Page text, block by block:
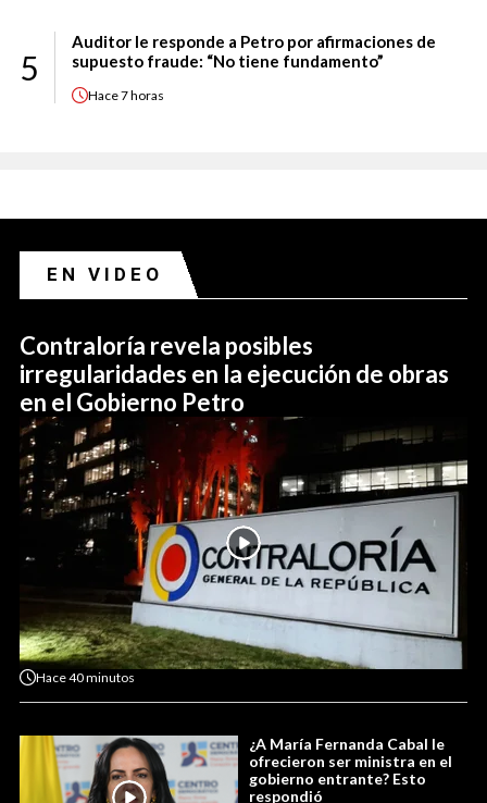
5
Auditor le responde a Petro por afirmaciones de
supuesto fraude: “No tiene fundamento”
Hace7 horas
EN VIDEO
Contraloría revela posibles
irregularidades en la ejecución de obras
en el Gobierno Petro
Hace40 minutos
¿A María Fernanda Cabal le
ofrecieron ser ministra en el
gobierno entrante? Esto
respondió